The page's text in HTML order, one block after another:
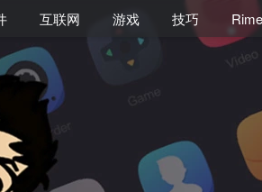
互联网 游戏 技巧